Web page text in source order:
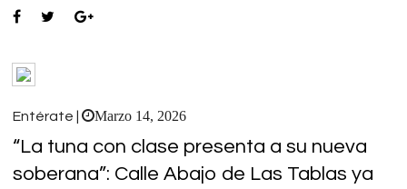
Entérate | Marzo 14, 2026
“La tuna con clase presenta a su nueva
soberana”: Calle Abajo de Las Tablas ya